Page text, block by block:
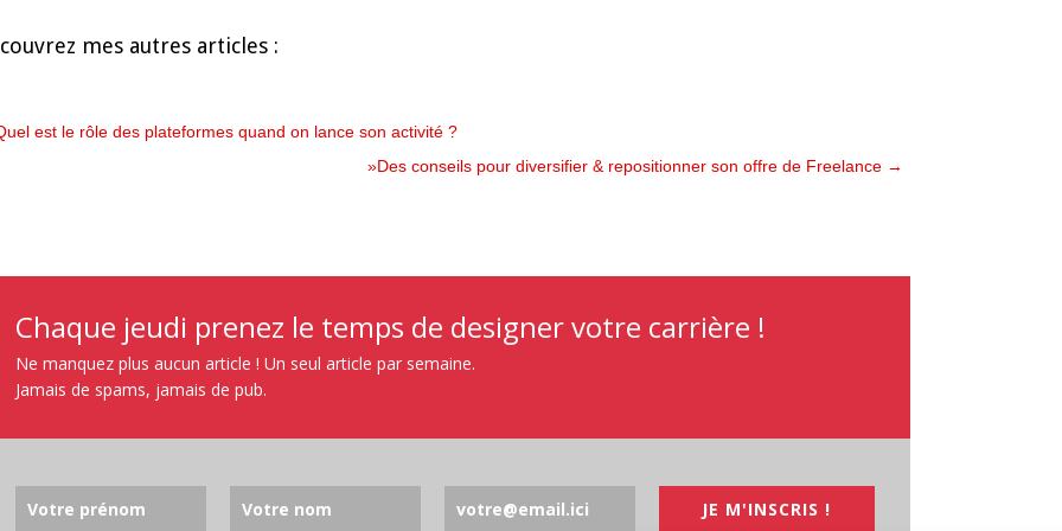
mes autres articles :
est le rôle des plateformes quand on lance son activité ?
»Des conseils pour diversifier & repositionner son offre de Freelance→
Chaque jeudi prenez le temps de designer votre carrière !
Ne manquez plus aucun article ! Un seul article par semaine.
Jamais de spams, jamais de pub.
JE M'INSCRIS !